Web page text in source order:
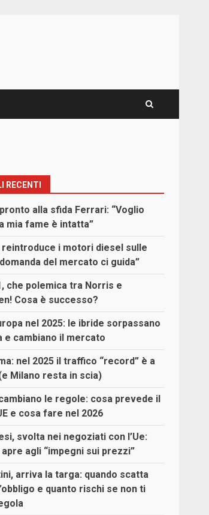
RECENTI
alla sfida Ferrari: “Voglio
mia fame è intatta”
i motori diesel sulle
del mercato ci guida”
che polemica tra Norris e
Cosa è successo?
nel 2025: le ibride sorpassano
e cambiano il mercato
nel 2025 il traffico “record” è a
Milano resta in scia)
le regole: cosa prevede il
e cosa fare nel 2026
svolta nei negoziati con l’Ue:
agli “impegni sui prezzi”
arriva la targa: quando scatta
e quanto rischi se non ti